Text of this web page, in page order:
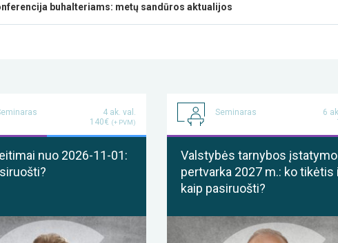
buhalteriams: metų sandūros aktualijos
4 ak. val.
140€ (+ PVM)
nuo 2026-11-01:
Seminaras
6
Valstybės tarnybos įstatymo
pertvarka 2027 m.: ko tikėtis
kaip pasiruošti?